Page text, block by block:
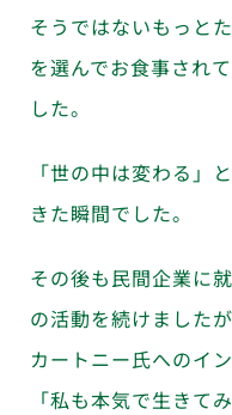
そうではないもっと
を選んでお食事され
した。
「世の中は変わる」
きた瞬間でした。
その後も民間企業に
の活動を続けました
カートニー氏へのイ
「私も本気で生きて